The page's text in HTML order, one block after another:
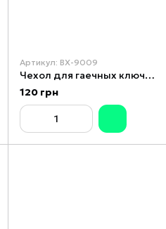
Артикул: BX-9009
Чехол для гаечных ключей 14 карманов 430x430 мм INTERTOOL BX-9009
120 грн